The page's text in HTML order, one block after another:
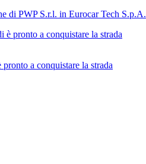
di PWP S.r.l. in Eurocar Tech S.p.A.
a conquistare la strada